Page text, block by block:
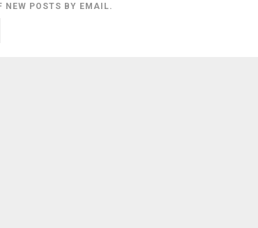
NEW POSTS BY EMAIL.